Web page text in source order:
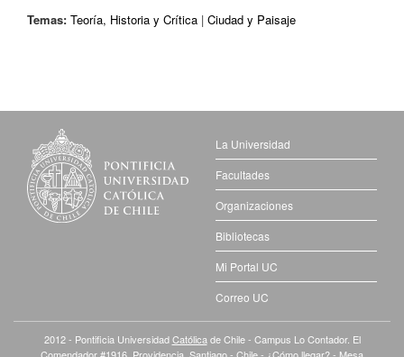
Temas: Teoría, Historia y Crítica | Ciudad y Paisaje
La Universidad
Facultades
Organizaciones
Bibliotecas
Mi Portal UC
Correo UC
2012 - Pontificia UniversidadCatólicade Chile - Campus Lo Contador. El